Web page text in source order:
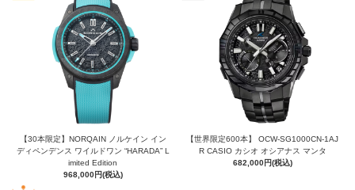
【30本限定】NORQAIN ノルケイン イン
ディペンデンス ワイルドワン “HARADA” L
imited Edition
968,000円(税込)
【世界限定600本】 OCW-SG1000CN-1AJ
R CASIO カシオ オシアナス マンタ
682,000円(税込)